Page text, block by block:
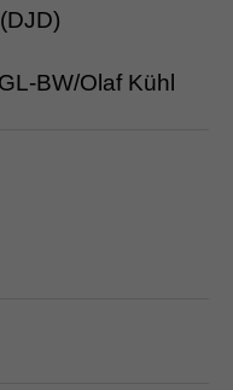
BW/Olaf Kühl